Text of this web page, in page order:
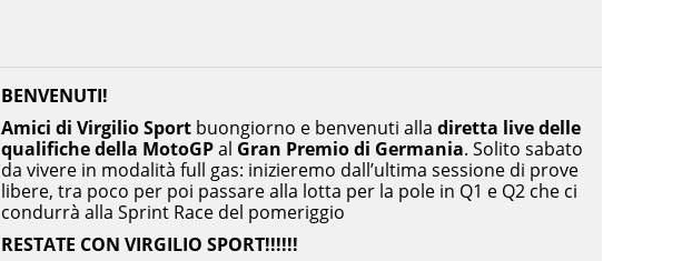
BENVENUTI!
Amici di Virgilio Sportbuongiorno e benvenuti alla diretta live delle
qualifiche della MotoGPal Gran Premio di Germania. Solito sabato
da vivere in modalità full gas: inizieremo dall’ultima sessione di prove
libere, tra poco per poi passare alla lotta per la pole in Q1 e Q2 che ci
condurrà alla Sprint Race del pomeriggio
RESTATE CON VIRGILIO SPORT!!!!!!